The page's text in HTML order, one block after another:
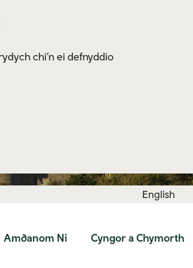
chi’n ei defnyddio
English
Amdanom Ni Cyngor a Chymorth